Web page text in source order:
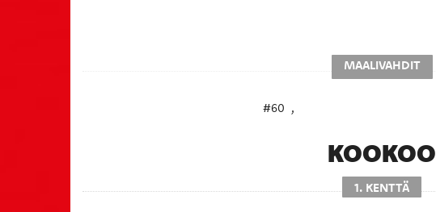
MAALIVAHDIT
#60 ,
KOOKOO
1. KENTTÄ